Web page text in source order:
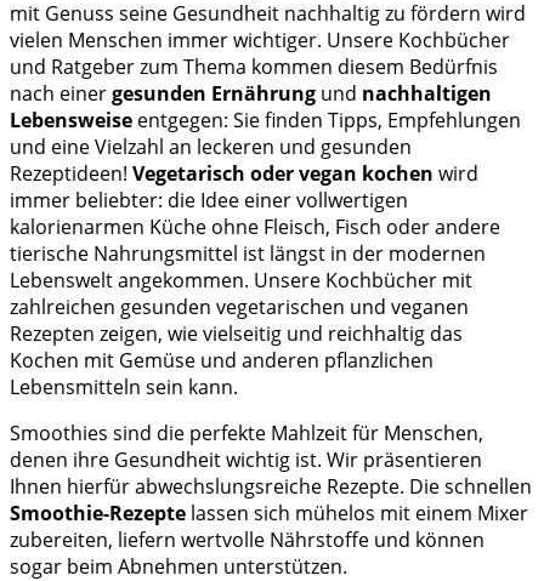
mit Genuss seine Gesundheit nachhaltig zu fördern wird
vielen Menschen immer wichtiger. Unsere Kochbücher
und Ratgeber zum Thema kommen diesem Bedürfnis
nach einergesunden Ernährung und nachhaltigen
Lebensweise entgegen: Sie finden Tipps, Empfehlungen
und eine Vielzahl an leckeren und gesunden
Rezeptideen! Vegetarisch oder vegan kochen wird
immer beliebter: die Idee einer vollwertigen
kalorienarmen Küche ohne Fleisch, Fisch oder andere
tierische Nahrungsmittel ist längst in der modernen
Lebenswelt angekommen. Unsere Kochbücher mit
zahlreichen gesunden vegetarischen und veganen
Rezepten zeigen, wie vielseitig und reichhaltig das
Kochen mit Gemüse und anderen pflanzlichen
Lebensmitteln sein kann.
Smoothies sind die perfekte Mahlzeit für Menschen,
denen ihre Gesundheit wichtig ist. Wir präsentieren
Ihnen hierfür abwechslungsreiche Rezepte. Die schnellen
Smoothie-Rezepte lassen sich mühelos mit einem Mixer
zubereiten, liefern wertvolle Nährstoffe und können
sogar beim Abnehmen unterstützen.